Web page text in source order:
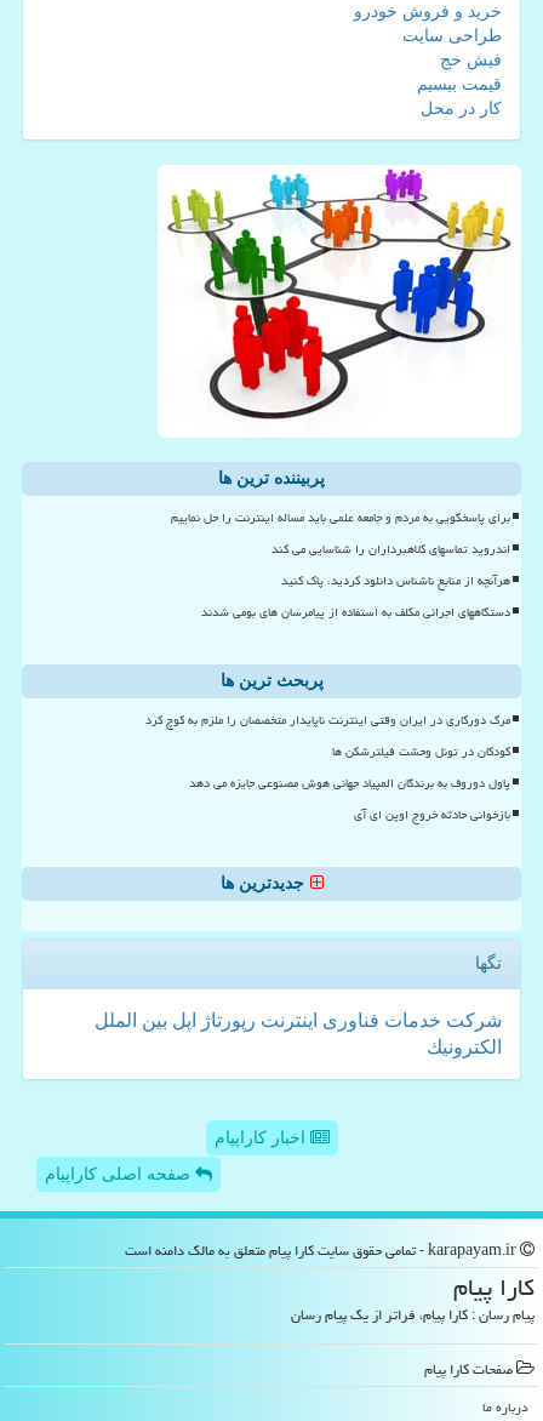
خرید و فروش خودرو
طراحی سایت
فیش حج
قیمت بیسیم
کار در محل
پربیننده ترین ها
برای پاسخگویی به مردم و جامعه علمی باید مساله اینترنت را حل نماییم
اندروید تماسهای کلاهبرداران را شناسایی می کند
هرآنچه از منابع ناشناس دانلود کردید، پاک کنید
دستگاههای اجرائی مکلف به استفاده از پیامرسان های بومی شدند
پربحث ترین ها
مرگ دورکاری در ایران وقتی اینترنت ناپایدار متخصصان را ملزم به کوچ کرد
کودکان در تونل وحشت فیلترشکن ها
پاول دوروف به برندگان المپیاد جهانی هوش مصنوعی جایزه می دهد
بازخوانی حادثه خروج اوپن ای آی
جدیدترین ها
تگها
شركت خدمات فناوری اینترنت رپورتاژ اپل بین الملل
الكترونیك
اخبار کاراپیام
صفحه اصلی کاراپیام
كارا پیام
پیام رسان : کارا پیام، فراتر از یک پیام رسان
صفحات كارا پیام
درباره ما